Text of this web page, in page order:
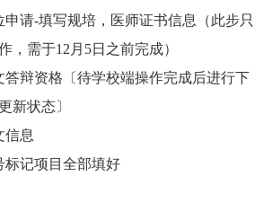
申请-填写规培，医师证书信息（此步只
，需于12月5日之前完成）
答辩资格 〔待学校端操作完成后进行下
新状态〕
信息
标记项目全部填好